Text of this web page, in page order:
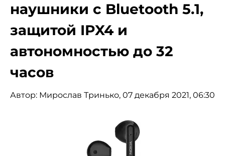
наушники с Bluetooth 5.1,
защитой IPX4 и
автономностью до 32
часов
Автор: Мирослав Тринько, 07 декабря 2021, 06:30